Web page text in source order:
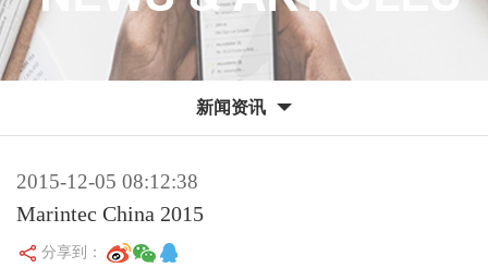
新闻资讯
2015-12-05 08:12:38
Marintec China 2015
分享到：